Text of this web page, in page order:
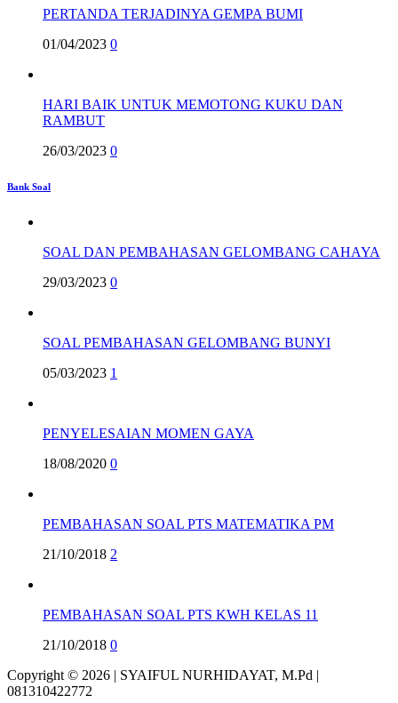
PERTANDA TERJADINYA GEMPA BUMI
01/04/2023 0
HARI BAIK UNTUK MEMOTONG KUKU DAN
RAMBUT
26/03/2023 0
Bank Soal
SOAL DAN PEMBAHASAN GELOMBANG CAHAYA
29/03/2023 0
SOAL PEMBAHASAN GELOMBANG BUNYI
05/03/2023 1
PENYELESAIAN MOMEN GAYA
18/08/2020 0
PEMBAHASAN SOAL PTS MATEMATIKA PM
21/10/2018 2
PEMBAHASAN SOAL PTS KWH KELAS 11
21/10/2018 0
Copyright © 2026 | SYAIFUL NURHIDAYAT, M.Pd |
081310422772